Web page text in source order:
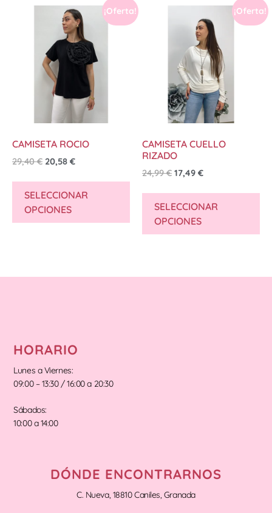
¡Oferta!
CAMISETA ROCIO
29,40€ 20,58 €
SELECCIONAR
OPCIONES
¡Oferta!
CAMISETA CUELLO
RIZADO
24,99€ 17,49 €
SELECCIONAR
OPCIONES
HORARIO
Lunes a Viernes:
09:00 – 13:30 / 16:00 a 20:30
Sábados:
10:00 a 14:00
DÓNDE ENCONTRARNOS
C. Nueva, 18810 Caniles, Granada